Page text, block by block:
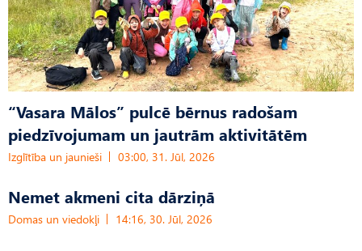
“Vasara Mālos” pulcē bērnus radošam
piedzīvojumam un jautrām aktivitātēm
Izglītība un jaunieši 03:00, 31. Jūl, 2026
Nemet akmeni cita dārziņā
Domas un viedokļi 14:16, 30. Jūl, 2026